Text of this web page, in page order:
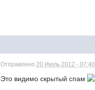
Отправлено20 Июль 2012 - 07:40
Это видимо скрытый спам